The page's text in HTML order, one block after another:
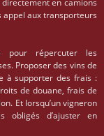
aux transporteurs
pour répercuter les
Proposer des vins de
à supporter des frais :
de douane, frais de
Et lorsqu’un vigneron
obligés d’ajuster en